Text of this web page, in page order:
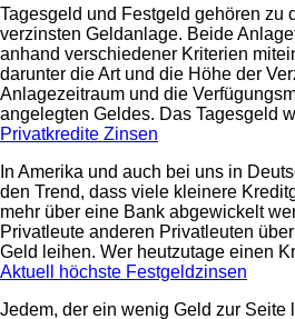
Tagesgeld und Festgeld gehören zu
verzinsten Geldanlage. Beide
anhand verschiedener Kriterien
darunter die Art und die Höhe der
Anlagezeitraum und die
angelegten Geldes. Das Tagesgeld
Privatkredite Zinsen
In Amerika und auch bei uns in
den Trend, dass viele kleinere
mehr über eine Bank abgewickelt
Privatleute anderen Privatleuten
Geld leihen. Wer heutzutage einen
Aktuell höchste Festgeldzinsen
Jedem, der ein wenig Geld zur Seite